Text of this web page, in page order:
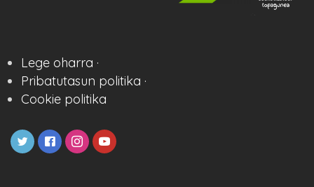
Lege oharra ·
Pribatutasun politika ·
Cookie politika